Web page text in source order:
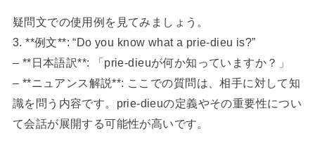
疑問文での使用例を見てみましょう。
3. **例文**: “Do you know what a prie-dieu is?”
– **日本語訳**: 「prie-dieuが何か知っていますか？」
– **ニュアンス解説**: ここでの質問は、相手に対して知
識を問う内容です。prie-dieuの定義やその重要性につい
て会話が展開する可能性が高いです。